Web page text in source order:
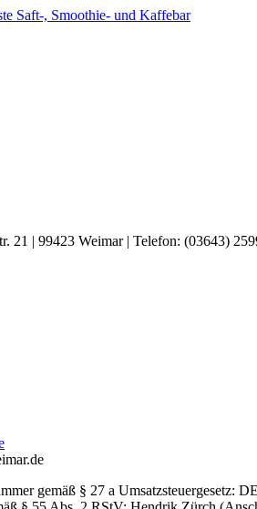
gemäß § 27 a Umsatzsteuergesetz: